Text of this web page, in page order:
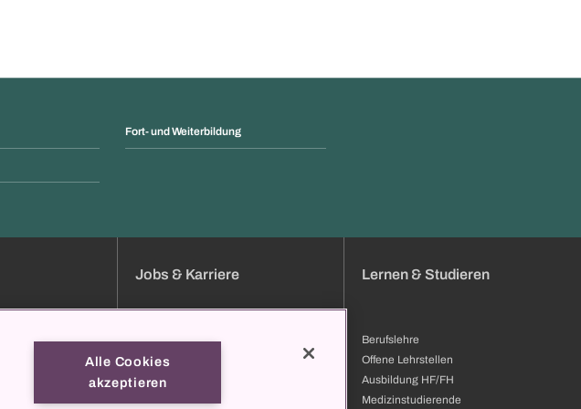
Fort- und Weiterbildung
Jobs & Karriere
Jobs
Bewerbung
Weiterbildung & Entwicklung
Lernen & Studieren
Berufslehre
Offene Lehrstellen
Ausbildung HF/FH
Medizinstudierende
Alle Cookies
akzeptieren